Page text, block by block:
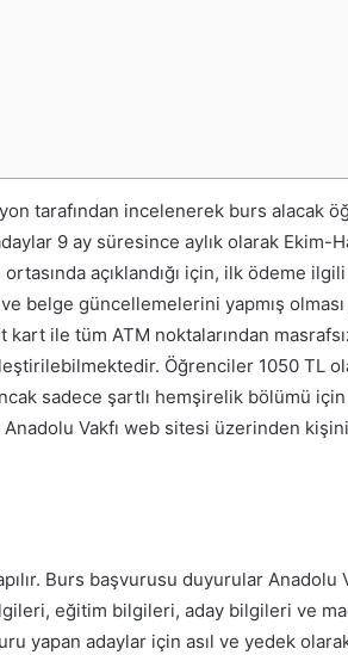
tarafından incelenerek burs alacak
9 ay süresince aylık olarak Ekim-
açıklandığı için, ilk ödeme ilgili
belge güncellemelerini yapmış
ile tüm ATM noktalarından
Öğrenciler 1050 TL
sadece şartlı hemşirelik bölümü için
Vakfı web sitesi üzerinden
Burs başvurusu duyurular Anadolu
eğitim bilgileri, aday bilgileri ve
yapan adaylar için asıl ve yedek